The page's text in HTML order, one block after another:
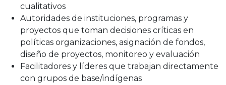
cualitativos
Autoridades de instituciones, programas y
proyectos que toman decisiones críticas en
políticas organizaciones, asignación de fondos,
diseño de proyectos, monitoreo y evaluación
Facilitadores y líderes que trabajan directamente
con grupos de base/indígenas